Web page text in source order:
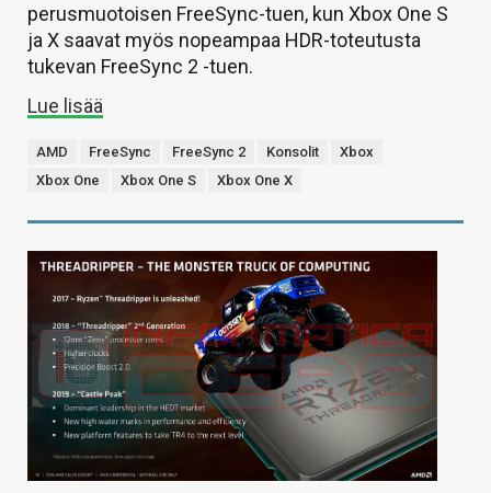
perusmuotoisen FreeSync-tuen, kun Xbox One S
ja X saavat myös nopeampaa HDR-toteutusta
tukevan FreeSync 2 -tuen.
Lue lisää
AMD FreeSync FreeSync 2 Konsolit
Xbox
Xbox One
Xbox One S Xbox One X